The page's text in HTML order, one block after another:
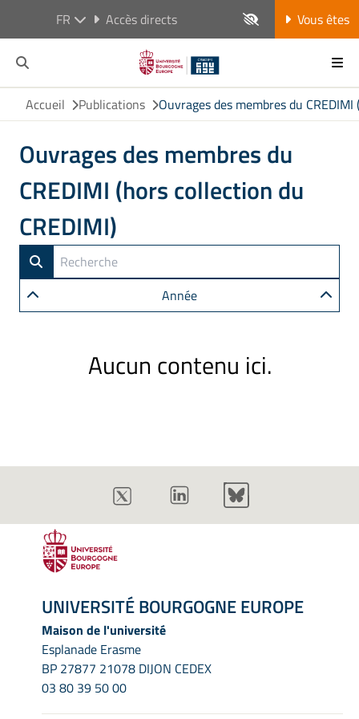
FR Accès directs Vous êtes
Accueil Publications Ouvrages des membres du
Ouvrages des membres du
CREDIMI (hors collection du
CREDIMI)
Année
Aucun contenu ici.
UNIVERSITÉ BOURGOGNE EUROPE
Maison de l'université
Esplanade Erasme
BP 27877 21078 DIJON CEDEX
03 80 39 50 00